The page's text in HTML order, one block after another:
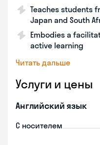
Teaches students
Japan and South
Embodies a
active learning
Читать дальше
Услуги и цены
Английский язык
С носителем